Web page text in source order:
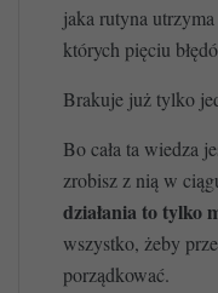
jaka rutyna
których pięciu
Brakuje już tylko
Bo cała ta wiedza
zrobisz z nią w
działania to tylko
wszystko, żeby
porządkować.